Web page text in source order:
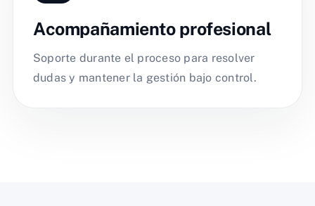
Acompañamiento profesional
Soporte durante el proceso para resolver
dudas y mantener la gestión bajo control.